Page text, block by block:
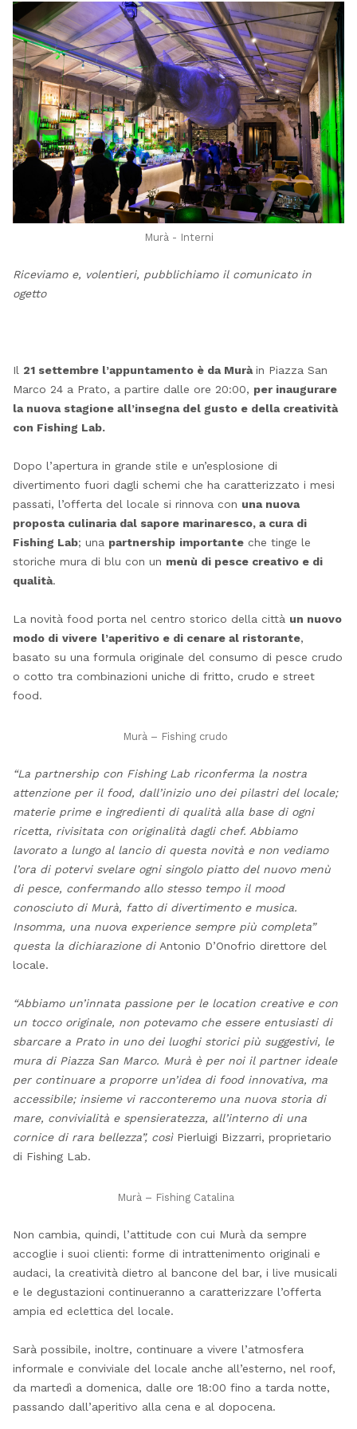
Murà - Interni
Riceviamo e, volentieri, pubblichiamo il comunicato in
ogetto
Il 21 settembre l’appuntamento è da Muràin Piazza San
Marco 24 a Prato, a partire dalle ore 20:00, per inaugurare
la nuova stagione all’insegna del gusto e della creatività
con Fishing Lab.
Dopo l’apertura in grande stile e un’esplosione di
divertimento fuori dagli schemi che ha caratterizzato i mesi
passati, l’offerta del locale si rinnova con una nuova
proposta culinaria dal sapore marinaresco, a cura di
Fishing Lab; una partnership importanteche tinge le
storiche mura di blu con un menù di pesce creativo e di
qualità.
La novità food porta nel centro storico della città un nuovo
modo di vivere l’aperitivo e di cenare al ristorante,
basato su una formula originale del consumo di pesce crudo
o cotto tra combinazioni uniche di fritto, crudo e street
food.
Murà – Fishing crudo
“La partnership con Fishing Lab riconferma la nostra
attenzione per il food, dall’inizio uno dei pilastri del locale;
materie prime e ingredienti di qualità alla base di ogni
ricetta, rivisitata con originalità dagli chef. Abbiamo
lavorato a lungo al lancio di questa novità e non vediamo
l’ora di potervi svelare ogni singolo piatto del nuovo menù
di pesce, confermando allo stesso tempo il mood
conosciuto di Murà, fatto di divertimento e musica.
Insomma, una nuova experience sempre più completa”
questa la dichiarazione di Antonio D’Onofrio direttore del
locale.
“Abbiamo un’innata passione per le location creative e con
un tocco originale, non potevamo che essere entusiasti di
sbarcare a Prato in uno dei luoghi storici più suggestivi, le
mura di Piazza San Marco. Murà è per noi il partner ideale
per continuare a proporre un’idea di food innovativa, ma
accessibile; insieme vi racconteremo una nuova storia di
mare, convivialità e spensieratezza, all’interno di una
cornice di rara bellezza”, così Pierluigi Bizzarri, proprietario
di Fishing Lab.
Murà – Fishing Catalina
Non cambia, quindi, l’attitude con cui Murà da sempre
accoglie i suoi clienti: forme di intrattenimento originali e
audaci, la creatività dietro al bancone del bar, i live musicali
e le degustazioni continueranno a caratterizzare l’offerta
ampia ed eclettica del locale.
Sarà possibile, inoltre, continuare a vivere l’atmosfera
informale e conviviale del locale anche all’esterno, nel roof,
da martedì a domenica, dalle ore 18:00 fino a tarda notte,
passando dall’aperitivo alla cena e al dopocena.